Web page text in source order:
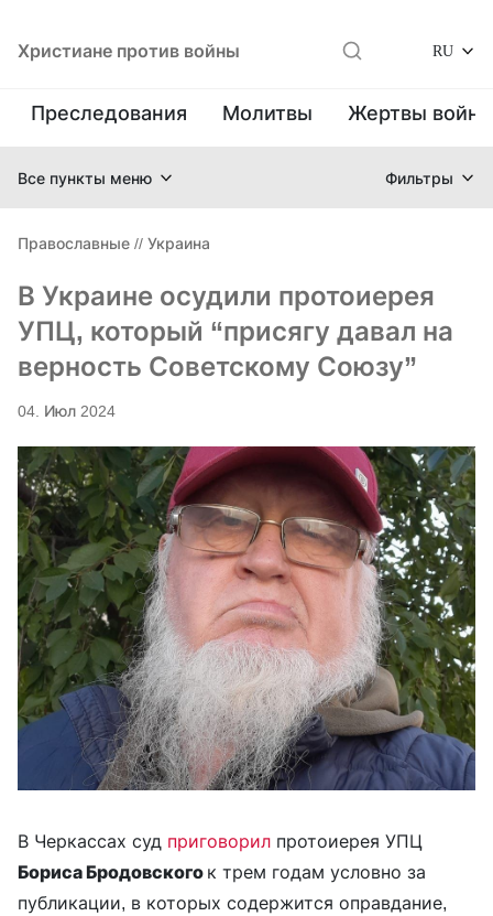
Христиане против войны RU
Преследования Молитвы Жертвы
Все пункты меню Фильтры
Православные // Украина
В Украине осудили протоиерея
УПЦ, который “присягу давал на
верность Советскому Союзу”
04. Июл 2024
В Черкассах суд приговорил протоиерея УПЦ
Бориса Бродовского к трем годам условно за
публикации, в которых содержится оправдание,